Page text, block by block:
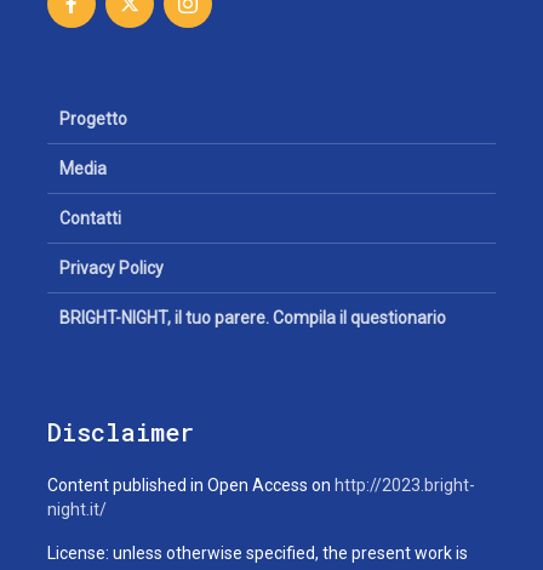
Progetto
Media
Contatti
Privacy Policy
BRIGHT-NIGHT, il tuo parere. Compila il questionario
Disclaimer
Content published in Open Access on http://2023.bright-
night.it/
License: unless otherwise specified, the present work is